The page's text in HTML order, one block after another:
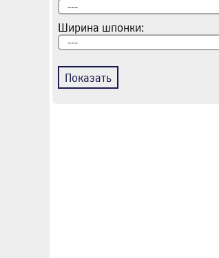
Ширина шпонки:
Показать